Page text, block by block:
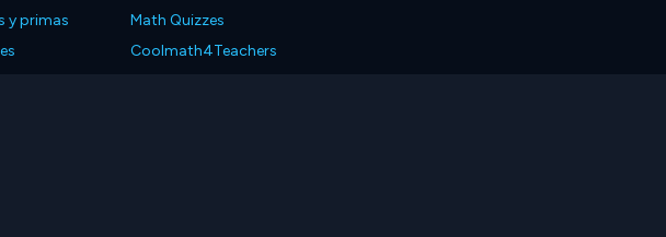
y primas
Math Quizzes
Coolmath4Teachers